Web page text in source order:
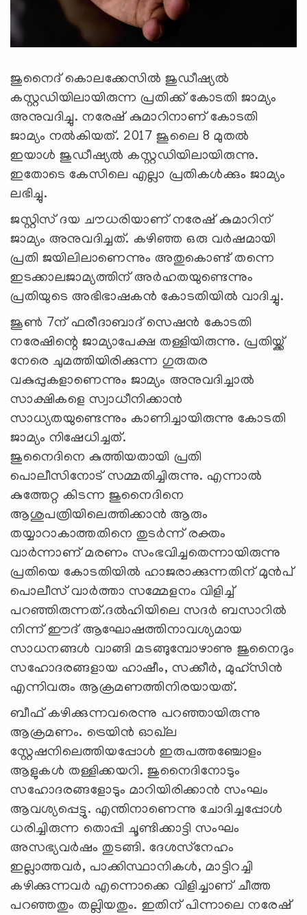
ജുനൈദ് കൊലക്കേസില്‍ ജുഡീഷ്യല്‍
കസ്റ്റഡിയിലായിരുന്ന പ്രതിക്ക് കോടതി ജാമ്യം
അനുവദിച്ചു. നരേഷ് കുമാറിനാണ് കോടതി
ജാമ്യം നല്‍കിയത്. 2017 ജൂലൈ 8 മുതല്‍
ഇയാള്‍ ജുഡീഷ്യല്‍ കസ്റ്റഡിയിലായിരുന്നു.
ഇതോടെ കേസിലെ എല്ലാ പ്രതികള്‍ക്കും ജാമ്യം
ലഭിച്ചു.
ജസ്റ്റിസ് ദയ ചൗധരിയാണ് നരേഷ് കുമാറിന്
ജാമ്യം അനുവദിച്ചത്. കഴിഞ്ഞ ഒരു വര്‍ഷമായി
പ്രതി ജയിലിലാണെന്നും അതുകൊണ്ട് തന്നെ
ഇടക്കാലജാമ്യത്തിന് അര്‍ഹതയുണ്ടെന്നും
പ്രതിയുടെ അഭിഭാഷകന്‍ കോടതിയില്‍ വാദിച്ചു.
ജൂണ്‍ 7ന് ഫരീദാബാദ് സെഷന്‍ കോടതി
നരേഷിന്റെ ജാമ്യാപേക്ഷ തള്ളിയിരുന്നു. പ്രതിയ്ക്ക്
നേരെ ചുമത്തിയിരിക്കുന്ന ഗുരുതര
വകുപ്പുകളാണെന്നും ജാമ്യം അനുവദിച്ചാല്‍
സാക്ഷികളെ സ്വാധീനിക്കാന്‍
സാധ്യതയുണ്ടെന്നും കാണിച്ചായിരുന്നു കോടതി
ജാമ്യം നിഷേധിച്ചത്.
ജുനൈദിനെ കുത്തിയതായി പ്രതി
പൊലീസിനോട് സമ്മതിച്ചിരുന്നു. എന്നാല്‍
കുത്തേറ്റ കിടന്ന ജുനൈദിനെ
ആശുപത്രിയിലെത്തിക്കാന്‍ ആരും
തയ്യാറാകാത്തതിനെ തുടര്‍ന്ന് രക്തം
വാര്‍ന്നാണ് മരണം സംഭവിച്ചതെന്നായിരുന്നു
പ്രതിയെ കോടതിയില്‍ ഹാജരാക്കുന്നതിന് മുന്‍പ്
പൊലീസ് വാര്‍ത്താ സമ്മേളനം വിളിച്ച്
പറഞ്ഞിരുന്നത്.ദല്‍ഹിയിലെ സദര്‍ ബസാറില്‍
നിന്ന് ഈദ് ആഘോഷത്തിനാവശ്യമായ
സാധനങ്ങള്‍ വാങ്ങി മടങ്ങുമ്പോഴാണു ജുനൈദും
സഹോദരങ്ങളായ ഹാഷീം, സക്കീര്‍, മുഹ്‌സിന്‍
എന്നിവരും ആക്രമണത്തിനിരയായത്.
ബീഫ് കഴിക്കുന്നവരെന്നു പറഞ്ഞായിരുന്നു
ആക്രമണം. ട്രെയിന്‍ ഓഖ്‌ല
സ്റ്റേഷനിലെത്തിയപ്പോള്‍ ഇരുപത്തഞ്ചോളം
ആളുകള്‍ തള്ളിക്കയറി. ജുനൈദിനോടും
സഹോദരങ്ങളോടും മാറിയിരിക്കാന്‍ സംഘം
ആവശ്യപ്പെട്ടു. എന്തിനാണെന്നു ചോദിച്ചപ്പോള്‍
ധരിച്ചിരുന്ന തൊപ്പി ചൂണ്ടിക്കാട്ടി സംഘം
അസഭ്യവര്‍ഷം തുടങ്ങി. ദേശസ്‌നേഹം
ഇല്ലാത്തവര്‍, പാക്കിസ്ഥാനികള്‍, മാട്ടിറച്ചി
കഴിക്കുന്നവര്‍ എന്നൊക്കെ വിളിച്ചാണ് ചീത്ത
പറഞ്ഞതും തല്ലിയതും. ഇതിന് പിന്നാലെ നരേഷ്